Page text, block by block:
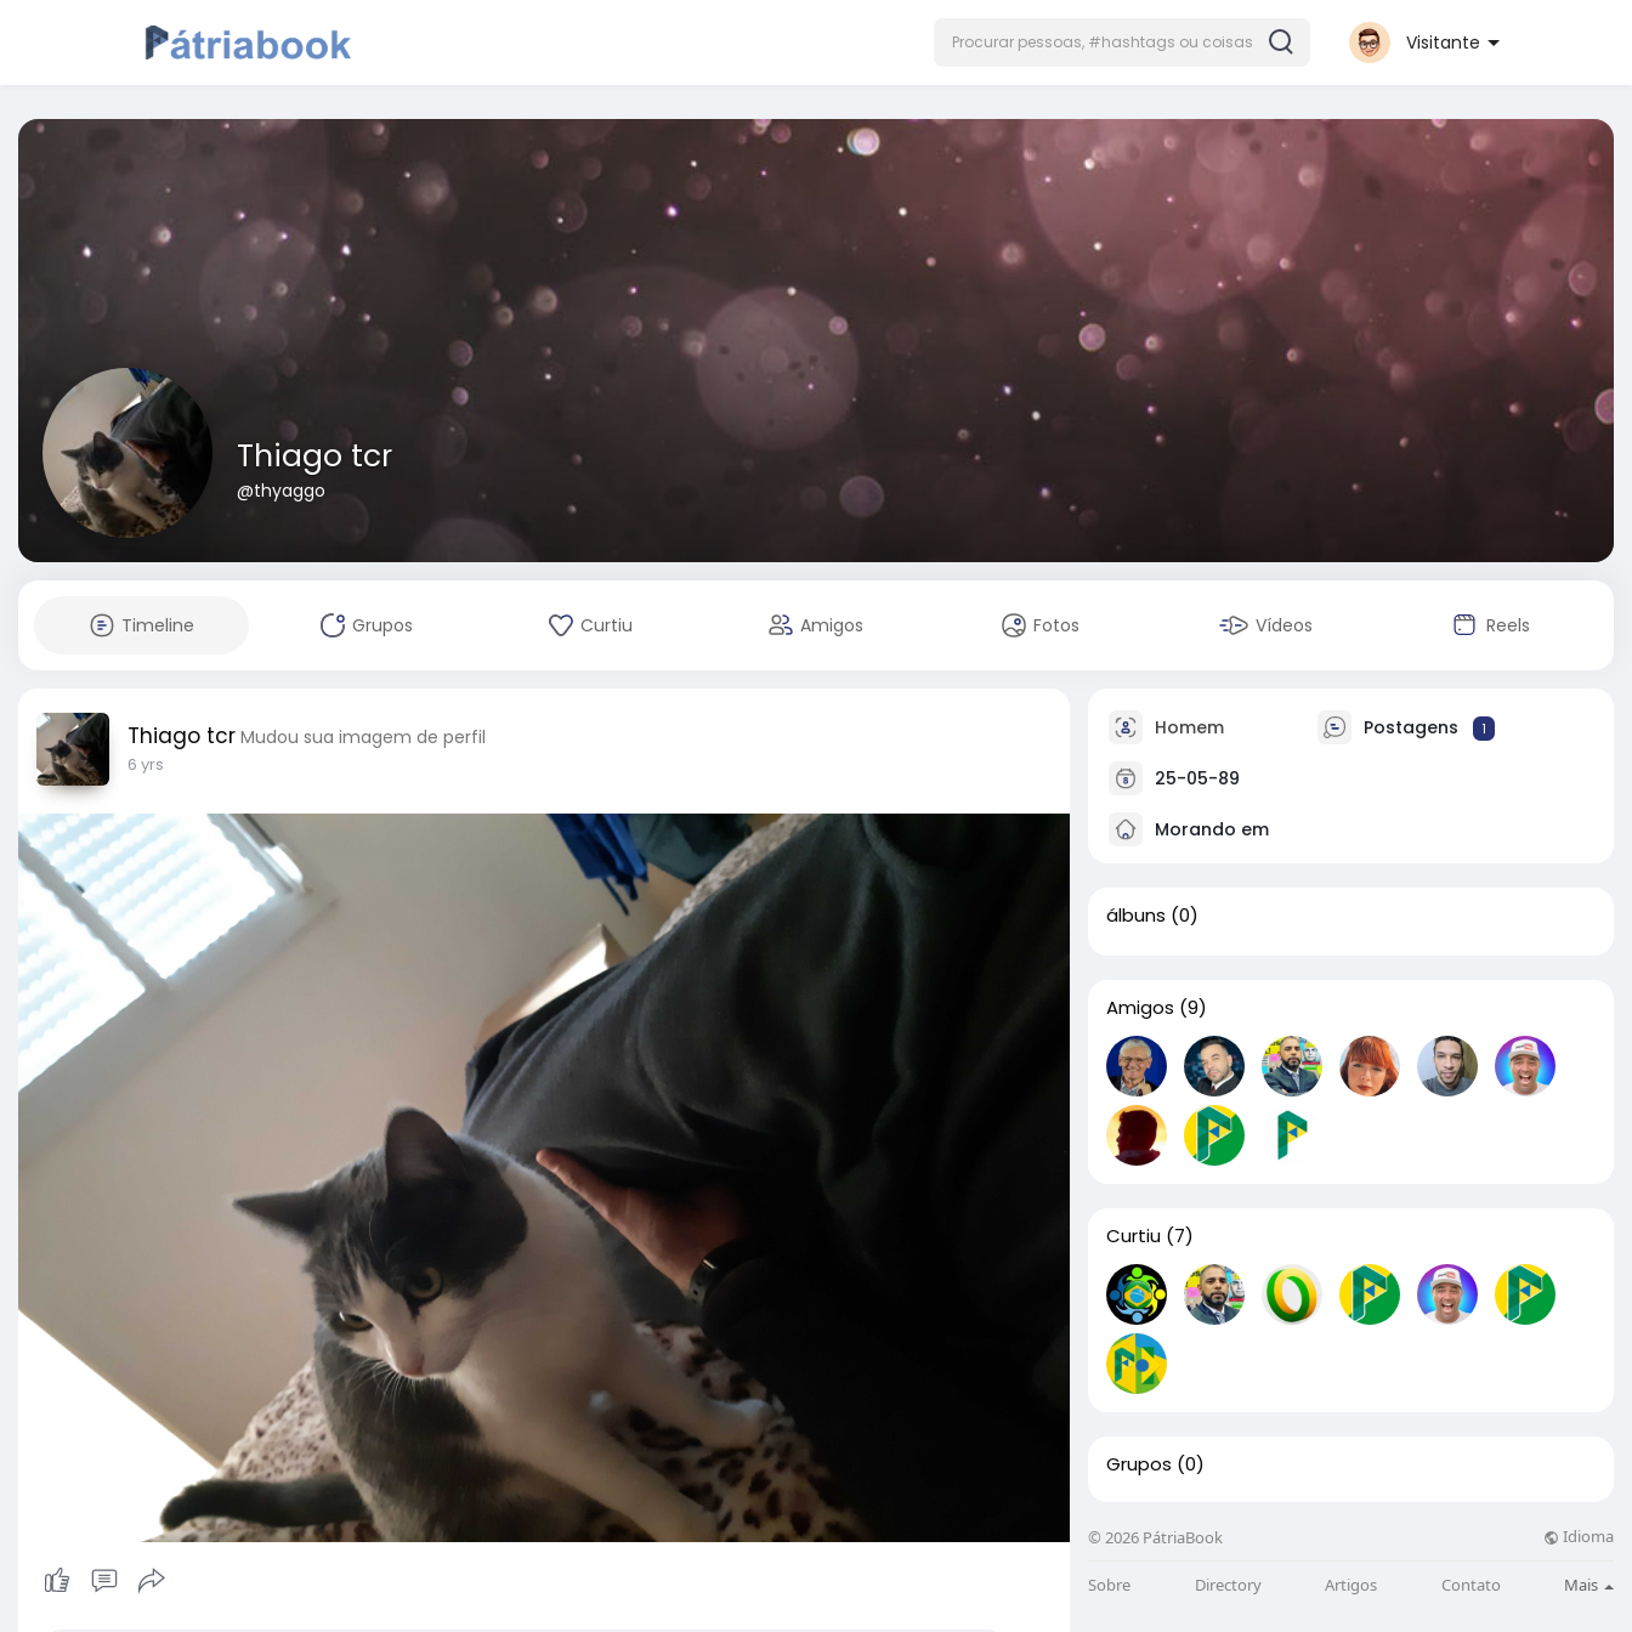
Visitante
Thiago tcr
@thyaggo
Timeline Grupos Curtiu Amigos Fotos Vídeos Reels
Thiago tcr Mudou sua imagem de perfil
6 yrs
Homem Postagens 1
25-05-89
Morando em
álbuns (0)
Amigos (9)
Curtiu (7)
Grupos (0)
© 2026 PátriaBook Idioma
Sobre Directory Artigos Contato Mais